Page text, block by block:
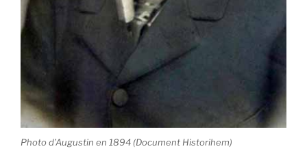
Photo d’Augustin en 1894 (Document Historihem)